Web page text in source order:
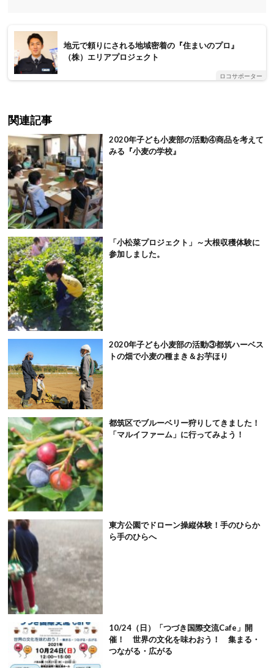
地元で頼りにされる地域密着の『住まいのプロ』
（株）エリアプロジェクト
ロコサポーター
関連記事
2020年子ども小麦部の活動④商品を考えて
みる『小麦の学校』
「小松菜プロジェクト」～大根収穫体験に
参加しました。
2020年子ども小麦部の活動③都筑ハーベス
トの畑で小麦の種まき＆お芋ほり
都筑区でブルーベリー狩りしてきました！
「マルイファーム」に行ってみよう！
東方公園でドローン操縦体験！手のひらか
ら手のひらへ
10/24（日）「つづき国際交流Cafe」開
催！ 世界の文化を味わおう！ 集まる・
つながる・広がる